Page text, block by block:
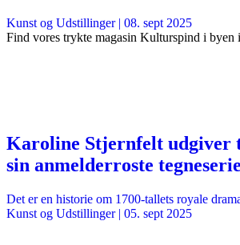
Kunst og Udstillinger| 08. sept 2025
Find vores trykte magasin Kulturspind i byen
Karoline Stjernfelt udgiver
sin anmelderroste
Det er en historie om 1700-tallets royale
Kunst og Udstillinger| 05. sept 2025